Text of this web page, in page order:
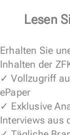
Lesen
Erhalten Sie
Inhalten der
✓ Vollzugriff
ePaper
✓ Exklusive
Interviews aus